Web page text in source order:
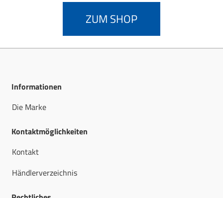
ZUM SHOP
Informationen
Die Marke
Kontaktmöglichkeiten
Kontakt
Händlerverzeichnis